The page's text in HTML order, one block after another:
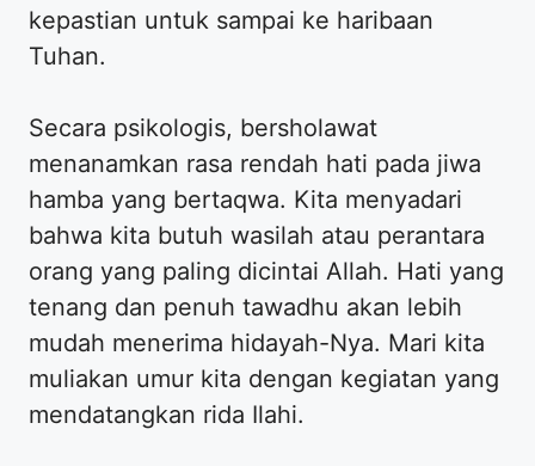
kepastian untuk sampai ke haribaan
Tuhan.
Secara psikologis, bersholawat
menanamkan rasa rendah hati pada jiwa
hamba yang bertaqwa. Kita menyadari
bahwa kita butuh wasilah atau perantara
orang yang paling dicintai Allah. Hati yang
tenang dan penuh tawadhu akan lebih
mudah menerima hidayah-Nya. Mari kita
muliakan umur kita dengan kegiatan yang
mendatangkan rida Ilahi.